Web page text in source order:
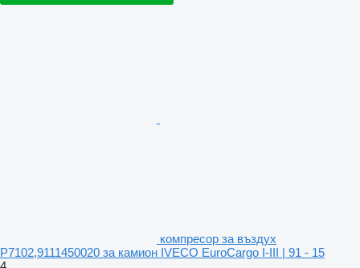
компресор за въздух
P7102,9111450020 за камион IVECO EuroCargo I-III | 91 - 15